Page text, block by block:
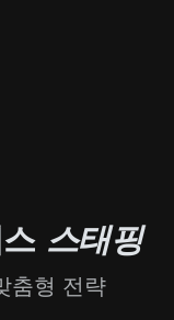
스태핑
춤형 전략